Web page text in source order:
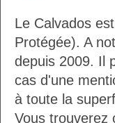
Le Calvados
Protégée). A
depuis 2009. Il
cas d'une
à toute la
Vous trouverez